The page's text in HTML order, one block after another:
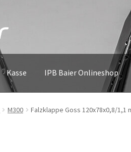
Kasse IPB Baier Onlineshop
M300 Falzklappe Goss 120x78x0,8/1,1